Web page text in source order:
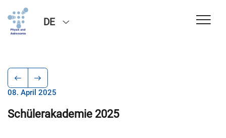
DE
08. April 2025
Schülerakademie 2025